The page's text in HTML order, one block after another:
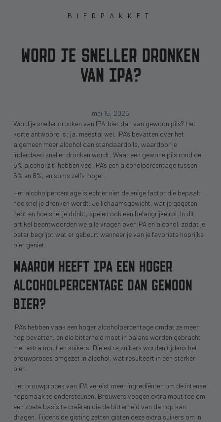
BIERPAKKET
WORD JE SNELLER DRONKEN
VAN IPA?
mei 15, 2026
Word je sneller dronken van IPA-bier dan van gewoon pils? Het
korte antwoord is: ja, meestal wel. IPA’s bevatten over het
algemeen meer alcohol dan standaardpils, waardoor je
inderdaad sneller dronken wordt. Waar een gewone pils rond de
5% alcohol zit, hebben veel IPA’s een alcoholpercentage tussen
6% en 8%, en soms zelfs hoger.
Het alcoholpercentage is echter niet de enige factor die bepaalt
hoe snel je dronken wordt. Je lichaamsgewicht, wat je gegeten
hebt en hoe snel je drinkt, spelen ook een belangrijke rol. In dit
artikel beantwoorden we alle vragen over IPA en alcohol, zodat je
beter begrijpt wat er gebeurt wanneer je van je favoriete hoprijke
bier geniet.
WAAROM HEEFT IPA EEN HOGER
ALCOHOLPERCENTAGE DAN GEWOON
BIER?
IPA’s hebben vaak een hoger alcoholpercentage omdat ze meer
hop bevatten, en die bitterheid moet in balans worden gebracht
met extra mout en suikers. Die extra suikers worden tijdens het
brouwproces omgezet in alcohol, wat resulteert in een sterker
bier.
Het brouwproces van IPA vereist meer ingrediënten om de intense
hopsmaak te ondersteunen. Brouwers voegen extra mout toe om
een zoete basis te creëren die de bitterheid van de hop kan
dragen. Tijdens de gisting zetten gisten deze extra suikers om in